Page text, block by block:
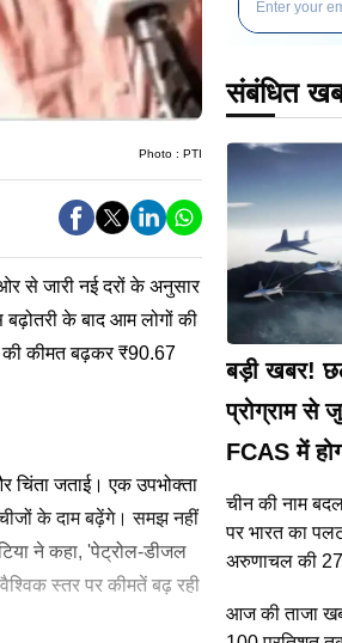
Photo : PTI
से जारी नई दरों के अनुसार
के बाद आम लोगों की
की कीमत बढ़कर ₹90.67
चिंता जताई। एक उपभोक्ता
के दाम बढ़ेंगे। समझ नहीं
ने कहा, 'पेट्रोल-डीजल
स्तर पर कीमतें बढ़ रही
संबंधित
बड़ी खबर!
प्रोग्राम से
FCAS में
चीन की नाम
पर भारत का
अरुणाचल की
आज की ताजा